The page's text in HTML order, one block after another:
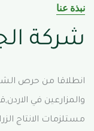
نبذة عنا
شركة
انطلاقا من حرص
والمزارعين في
مستلزمات الانتاج